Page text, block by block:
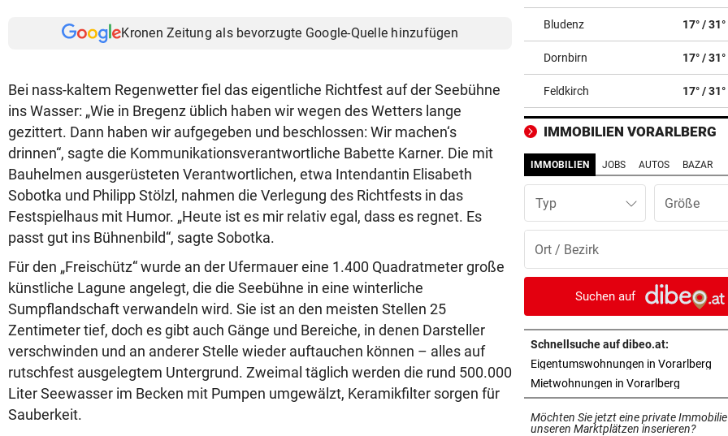
Kronen Zeitung als bevorzugte Google-Quelle hinzufügen
Bei nass-kaltem Regenwetter fiel das eigentliche Richtfest auf der Seebühne
ins Wasser: „Wie in Bregenz üblich haben wir wegen des Wetters lange
gezittert. Dann haben wir aufgegeben und beschlossen: Wir machen‘s
drinnen“, sagte die Kommunikationsverantwortliche Babette Karner. Die mit
Bauhelmen ausgerüsteten Verantwortlichen, etwa Intendantin Elisabeth
Sobotka und Philipp Stölzl, nahmen die Verlegung des Richtfests in das
Festspielhaus mit Humor. „Heute ist es mir relativ egal, dass es regnet. Es
passt gut ins Bühnenbild“, sagte Sobotka.
Für den „Freischütz“ wurde an der Ufermauer eine 1.400 Quadratmeter große
künstliche Lagune angelegt, die die Seebühne in eine winterliche
Sumpflandschaft verwandeln wird. Sie ist an den meisten Stellen 25
Zentimeter tief, doch es gibt auch Gänge und Bereiche, in denen Darsteller
verschwinden und an anderer Stelle wieder auftauchen können – alles auf
rutschfest ausgelegtem Untergrund. Zweimal täglich werden die rund 500.000
Liter Seewasser im Becken mit Pumpen umgewälzt, Keramikfilter sorgen für
Sauberkeit.
AUFSTEIGER IM FOKUS vor
Austria Lustenau jagt gegen
Bundesliga-Rekord
vor
Aufrechter Haftbefehl:
Grenze gefasst
WEGEN PV-ANLAGE
Nachbar blockiert Bau von
leistbaren Wohnungen
PINKELNIG VOR COMEBACK vor
„Habe so viel Kraft wie schon
lange nicht mehr“
TRAINER ZARIC DEUTLICH vor 9
Trotz 3:1 gegen WSG bleibt
Altachern ein Problem
FLUCH DER KARIBIK
Rückschlag kam für
Colin“ im Zeitfahren
Bludenz 17° / 31°
Dornbirn 17° / 31°
Feldkirch 17° / 31°
IMMOBILIEN VORARLBERG
IMMOBILIEN JOBS AUTOS BAZAR
Typ
Suchen auf
Schnellsuche auf dibeo.at:
Eigentumswohnungen in Vorarlberg
Mietwohnungen in Vorarlberg
Möchten Sie jetzt eine private
unseren Marktplätzen inserieren?